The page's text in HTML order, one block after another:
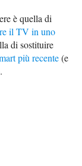
è quella di
il TV in uno
di sostituire
più recente(e